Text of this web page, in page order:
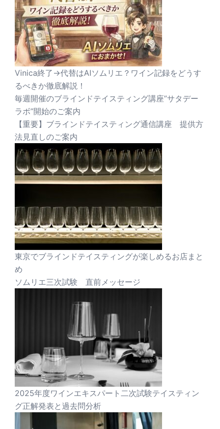
Vinica終了→代替はAIソムリエ？ワイン記録をどうす
るべきか徹底解説！
毎週開催のブラインドテイスティング講座”サタデー
ラボ”開始のご案内
【重要】ブラインドテイスティング通信講座 提供方
法見直しのご案内
東京でブラインドテイスティングが楽しめるお店まと
め
ソムリエ三次試験 直前メッセージ
2025年度ワインエキスパート二次試験テイスティン
グ正解発表と過去問分析